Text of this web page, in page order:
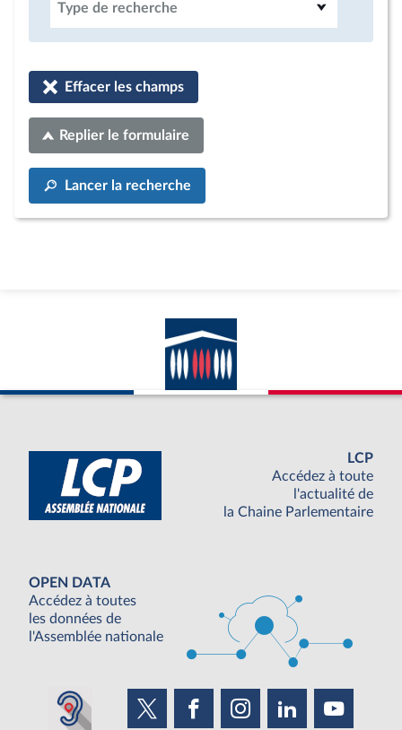
Type de recherche
Effacer les champs
Replier le formulaire
Lancer la recherche
LCP
Accédez à toute
l'actualité de
la Chaine Parlementaire
OPEN DATA
Accédez à toutes
les données de
l'Assemblée nationale